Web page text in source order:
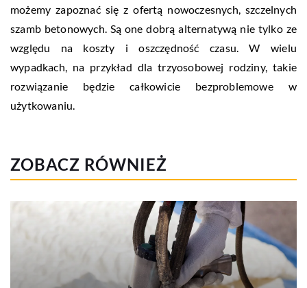
możemy zapoznać się z ofertą nowoczesnych, szczelnych
szamb betonowych. Są one dobrą alternatywą nie tylko ze
względu na koszty i oszczędność czasu. W wielu
wypadkach, na przykład dla trzyosobowej rodziny, takie
rozwiązanie będzie całkowicie bezproblemowe w
użytkowaniu.
ZOBACZ RÓWNIEŻ